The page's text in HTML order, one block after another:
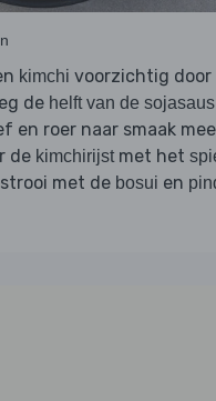
kimchi voorzichtig door
de helft van de sojasaus
en roer naar smaak
de kimchirijstmet het
met de bosui en